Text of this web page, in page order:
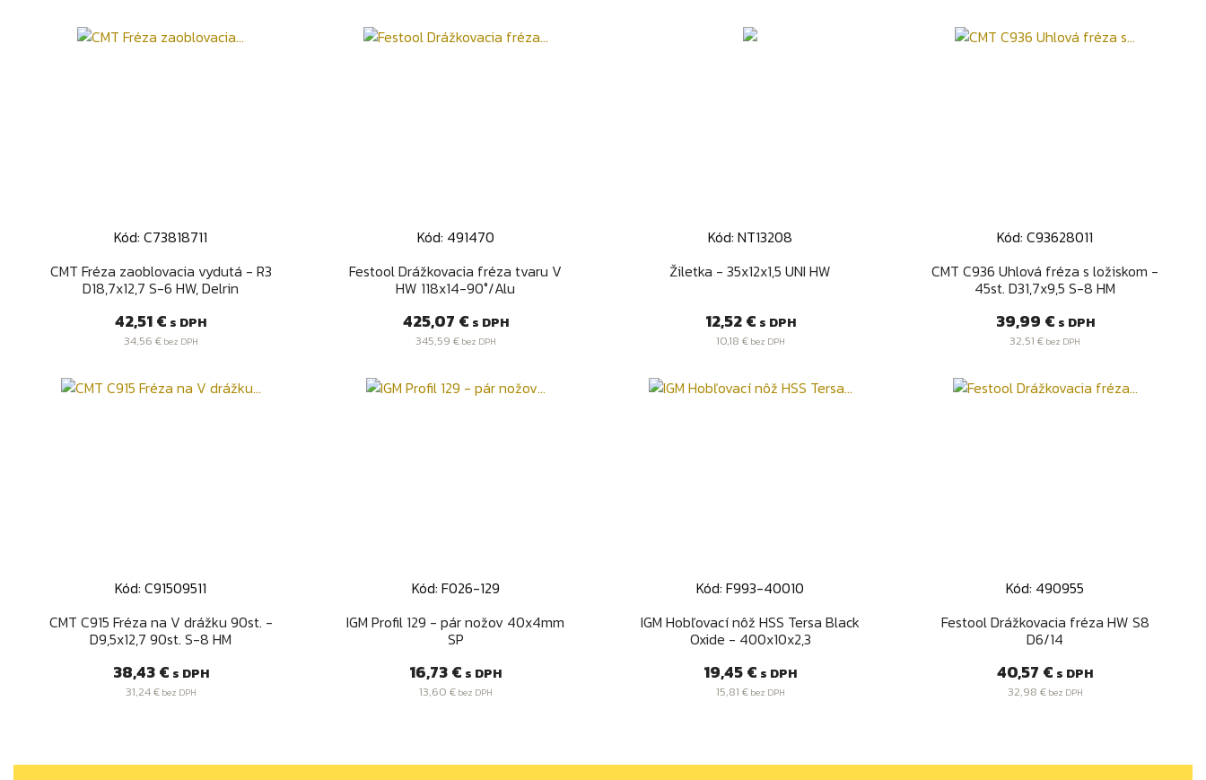
Kód: C73818711
CMT Fréza zaoblovacia vydutá - R3
D18,7x12,7 S-6 HW, Delrin
Cena
42,51 € s DPH
34,56 €bez DPH
 Rýchly náhľad
Kód: 491470
Festool Drážkovacia fréza tvaru V
HW 118x14-90°/Alu
Cena
425,07 € s DPH
345,59 €bez DPH
 Rýchly náhľad
Kód: NT13208
Žiletka - 35x12x1,5 UNI HW
Cena
12,52 € s DPH
10,18 €bez DPH
 Rýchly náhľad
Kód: C93628011
CMT C936 Uhlová fréza s ložiskom -
45st. D31,7x9,5 S-8 HM
Cena
39,99 € s DPH
32,51 € bez DPH
 Rýchly náhľad
Kód: C91509511
CMT C915 Fréza na V drážku 90st. -
D9,5x12,7 90st. S-8 HM
Cena
38,43 € s DPH
31,24 €bez DPH
 Rýchly náhľad
Kód: F026-129
IGM Profil 129 - pár nožov 40x4mm
SP
Cena
16,73 € s DPH
13,60 €bez DPH
 Rýchly náhľad
Kód: F993-40010
IGM Hobľovací nôž HSS Tersa Black
Oxide - 400x10x2,3
Cena
19,45 € s DPH
15,81 €bez DPH
 Rýchly náhľad
Kód: 490955
Festool Drážkovacia fréza HW S8
D6/14
Cena
40,57 € s DPH
32,98 €bez DPH
 Rýchly náhľad